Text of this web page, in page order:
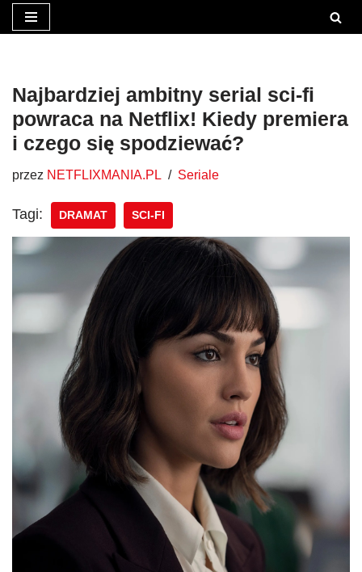
treści
Najbardziej ambitny serial sci-fi
powraca na Netflix! Kiedy premiera
i czego się spodziewać?
przez NETFLIXMANIA.PL Seriale
Tagi: DRAMAT SCI-FI